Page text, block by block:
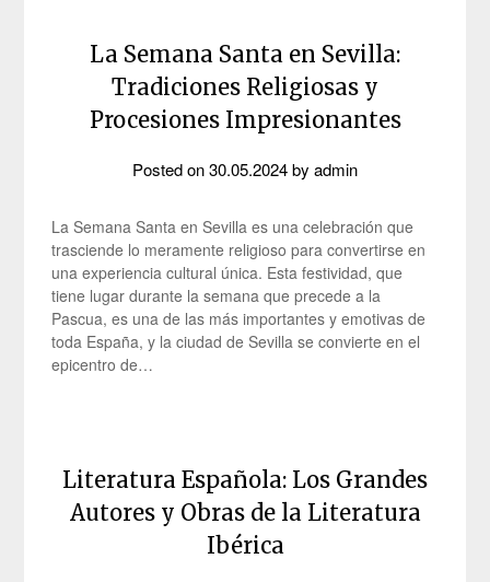
La Semana Santa en Sevilla:
Tradiciones Religiosas y
Procesiones Impresionantes
Posted on30.05.2024by admin
La Semana Santa en Sevilla es una celebración que
trasciende lo meramente religioso para convertirse en
una experiencia cultural única. Esta festividad, que
tiene lugar durante la semana que precede a la
Pascua, es una de las más importantes y emotivas de
toda España, y la ciudad de Sevilla se convierte en el
epicentro de…
Literatura Española: Los Grandes
Autores y Obras de la Literatura
Ibérica